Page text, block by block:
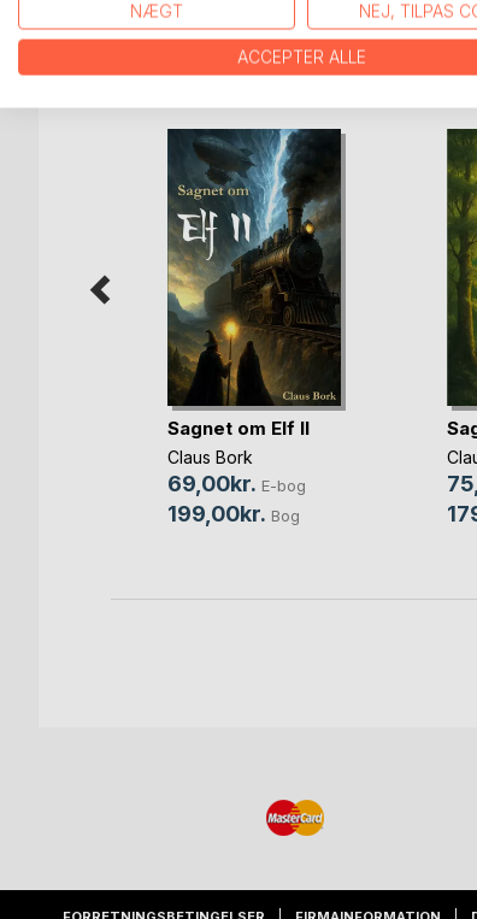
FLERE TITLER HOS
Sagnet om Elf II
Claus Bork
69,00kr. E-bog
199,00kr. Bog
NÆGT NEJ, TILPAS
ACCEPTER ALLE